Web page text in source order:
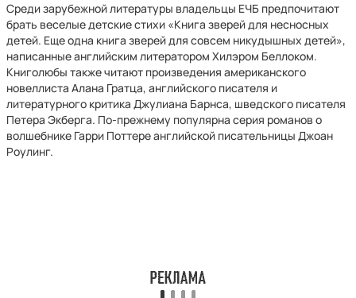
Среди зарубежной литературы владельцы ЕЧБ предпочитают
брать веселые детские стихи «Книга зверей для несносных
детей. Еще одна книга зверей для совсем никудышных детей»,
написанные английским литератором Хилэром Беллоком.
Книголюбы также читают произведения американского
новеллиста Алана Гратца, английского писателя и
литературного критика Джулиана Барнса, шведского писателя
Петера Экберга. По-прежнему популярна серия романов о
волшебнике Гарри Поттере английской писательницы Джоан
Роулинг.